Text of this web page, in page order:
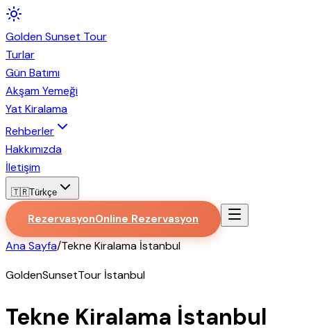
GoldenSunset Tour
Turlar
Gün Batımı
Akşam Yemeği
Yat Kiralama
Rehberler
Hakkımızda
İletişim
🇹🇷Türkçe
RezervasyonOnline Rezervasyon
Ana Sayfa/Tekne Kiralama İstanbul
GoldenSunsetTour İstanbul
Tekne Kiralama İstanbul